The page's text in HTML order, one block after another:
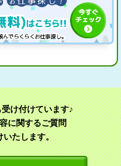
け付けています♪
に関するご質問
いたします。